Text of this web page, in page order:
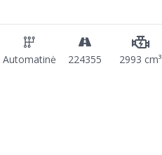
Automatinė 224355 2993 cm³